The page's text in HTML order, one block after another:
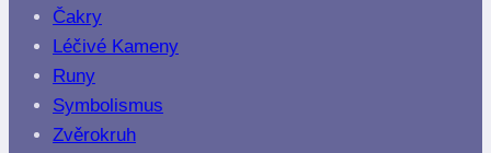
Čakry
Léčivé Kameny
Runy
Symbolismus
Zvěrokruh